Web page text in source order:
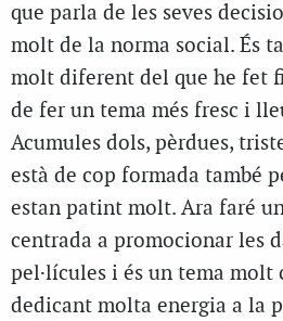
que parla de les seves
molt de la norma social. És
molt diferent del que he fet
de fer un tema més fresc i
Acumules dols, pèrdues,
està de cop formada també
estan patint molt. Ara faré
centrada a promocionar les
pel·lícules i és un tema molt
dedicant molta energia a la